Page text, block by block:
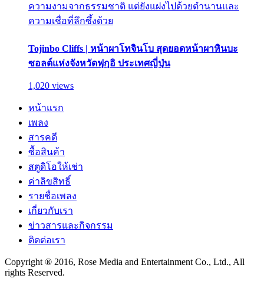
ความงามจากธรรมชาติ แต่ยังแฝงไปด้วยตำนานและ
ความเชื่อที่ลึกซึ้งด้วย
Tojinbo Cliffs | หน้าผาโทจินโบ สุดยอดหน้าผาหินบะ
ซอลต์แห่งจังหวัดฟุกุอิ ประเทศญี่ปุ่น
1,020 views
หน้าแรก
เพลง
สารคดี
ซื้อสินค้า
สตูดิโอให้เช่า
ค่าลิขสิทธิ์
รายชื่อเพลง
เกี่ยวกับเรา
ข่าวสารและกิจกรรม
ติดต่อเรา
Copyright ® 2016, Rose Media and Entertainment Co., Ltd., All
rights Reserved.